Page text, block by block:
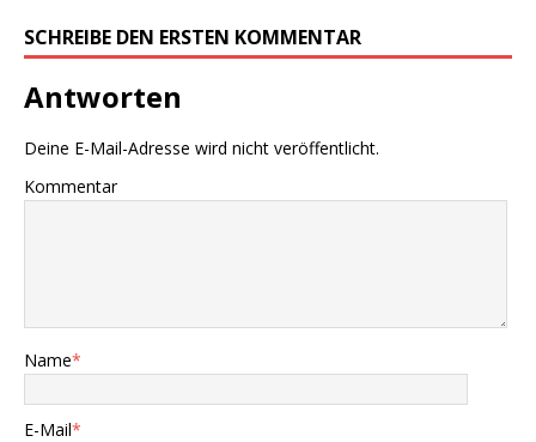
SCHREIBE DEN ERSTEN KOMMENTAR
Antworten
Deine E-Mail-Adresse wird nicht veröffentlicht.
Kommentar
Name*
E-Mail*